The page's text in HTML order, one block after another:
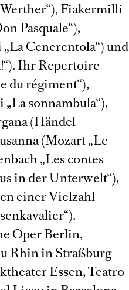
Fiakermilli
Pasquale“),
Cenerentola“) und
Ihr Repertoire
du régiment“),
sonnambula“),
(Händel
(Mozart „Le
„Les contes
in der Unterwelt“),
einer Vielzahl
Oper Berlin,
Rhin in Straßburg
Essen, Teatro